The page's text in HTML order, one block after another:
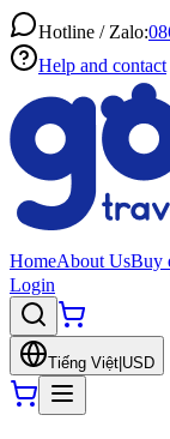
Hotline / Zalo:
Help and contact
HomeAbout UsBuy
Login
Tiếng Việt USD